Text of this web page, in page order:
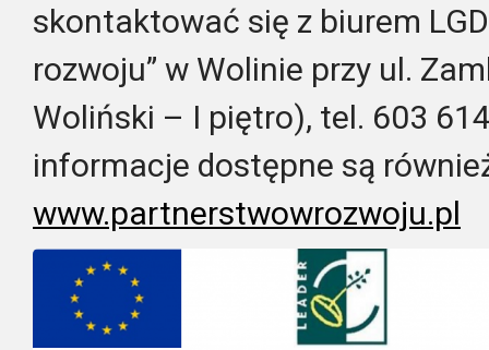
skontaktować się z biurem
rozwoju” w Wolinie przy ul.
Woliński – I piętro), tel. 603
informacje dostępne są
www.partnerstwowrozwoju.pl